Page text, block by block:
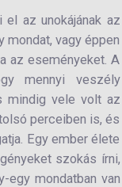
el az unokájának az
vagy éppen
az eseményeket. A
mennyi veszély
mindig vele volt az
perceiben is, és
Egy ember élete
szokás írni,
egy mondatban van